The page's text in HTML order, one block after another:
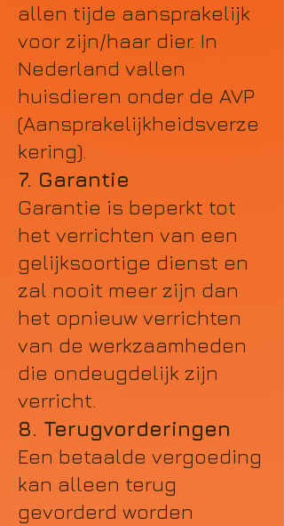
allen tijde aansprakelijk
voor zijn/haar dier. In
Nederland vallen
huisdieren onder de AVP
(Aansprakelijkheidsverze
kering).
7. Garantie
Garantie is beperkt tot
het verrichten van een
gelijksoortige dienst en
zal nooit meer zijn dan
het opnieuw verrichten
van de werkzaamheden
die ondeugdelijk zijn
verricht.
8. Terugvorderingen
Een betaalde vergoeding
kan alleen terug
gevorderd worden